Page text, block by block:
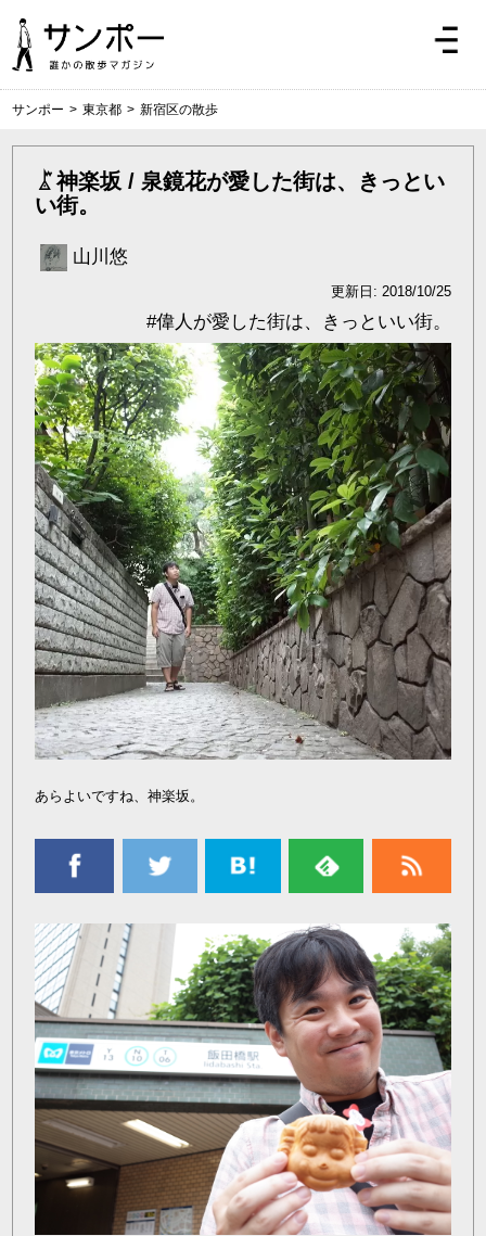
サンポー > 東京都 > 新宿区の散歩
神楽坂 / 泉鏡花が愛した街は、きっとい
い街。
山川悠
更新日: 2018/10/25
#偉人が愛した街は、きっといい街。
あらよいですね、神楽坂。